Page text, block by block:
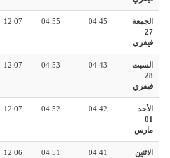
الجمعة
27
فيفري
04:45
04:55
12:07
السبت
28
فيفري
04:43
04:53
12:07
الأحد
01
مارس
04:42
04:52
12:07
الاثنين
04:41
04:51
12:06